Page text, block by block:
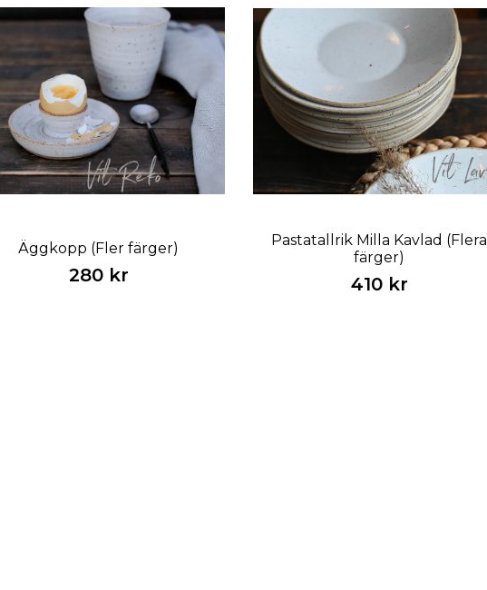
Äggkopp (Fler färger)
280 kr
Pastatallrik Milla Kavlad (Flera
färger)
410 kr